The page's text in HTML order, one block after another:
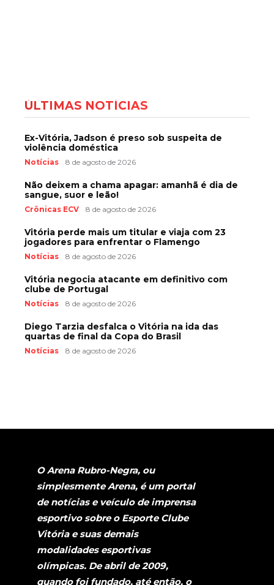
ÚLTIMAS NOTÍCIAS
Ex-Vitória, Jadson é preso sob suspeita de
violência doméstica
Notícias 8 de agosto de 2026
Não deixem a chama apagar: amanhã é dia de
sangue, suor e leão!
Crônicas ECV 8 de agosto de 2026
Vitória perde mais um titular e viaja com 23
jogadores para enfrentar o Flamengo
Notícias 8 de agosto de 2026
Vitória negocia atacante em definitivo com
clube de Portugal
Notícias 8 de agosto de 2026
Diego Tarzia desfalca o Vitória na ida das
quartas de final da Copa do Brasil
Notícias 8 de agosto de 2026
O Arena Rubro-Negra, ou
simplesmente Arena, é um portal
de notícias e veículo de imprensa
esportivo sobre o Esporte Clube
Vitória e suas demais
modalidades esportivas
olímpicas. De abril de 2009,
quando foi fundado, até então, o